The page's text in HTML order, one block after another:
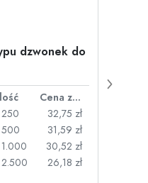
dzwonek do
Cena za sztukę
250
32,75 zł
500
31,59 zł
1.000
30,52 zł
2.500
26,18 zł